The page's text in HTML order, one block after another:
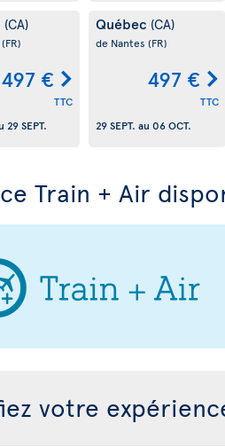
(CA)
(FR)
497 €
TTC
29 SEPT.
Québec (CA)
de Nantes (FR)
497 €
TTC
29 SEPT. au 06 OCT.
Train + Air
votre